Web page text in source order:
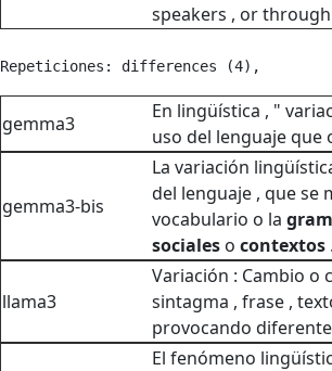
speakers , or
Repeticiones: differences (4),
gemma3
En lingüística , "
uso del lenguaje
gemma3-bis
La variación
del lenguaje , que se
vocabulario o la
sociales o contextos
llama3
Variación : Cambio o
sintagma , frase ,
provocando
El fenómeno